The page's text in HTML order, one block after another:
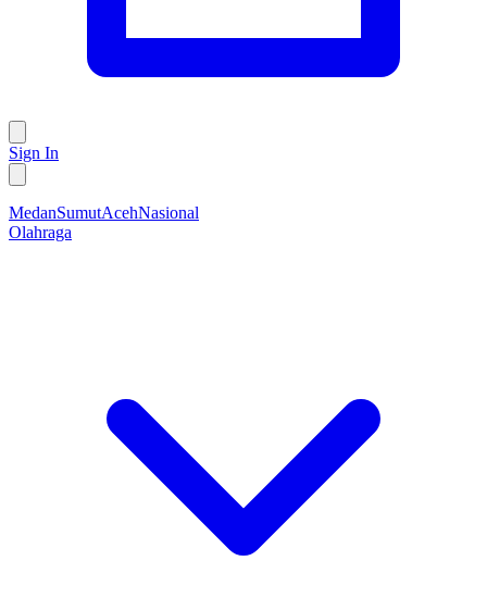
Sign In
MedanSumutAcehNasional
Olahraga